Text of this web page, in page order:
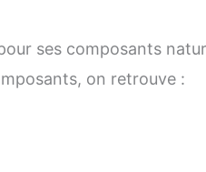
ses composants
on retrouve :